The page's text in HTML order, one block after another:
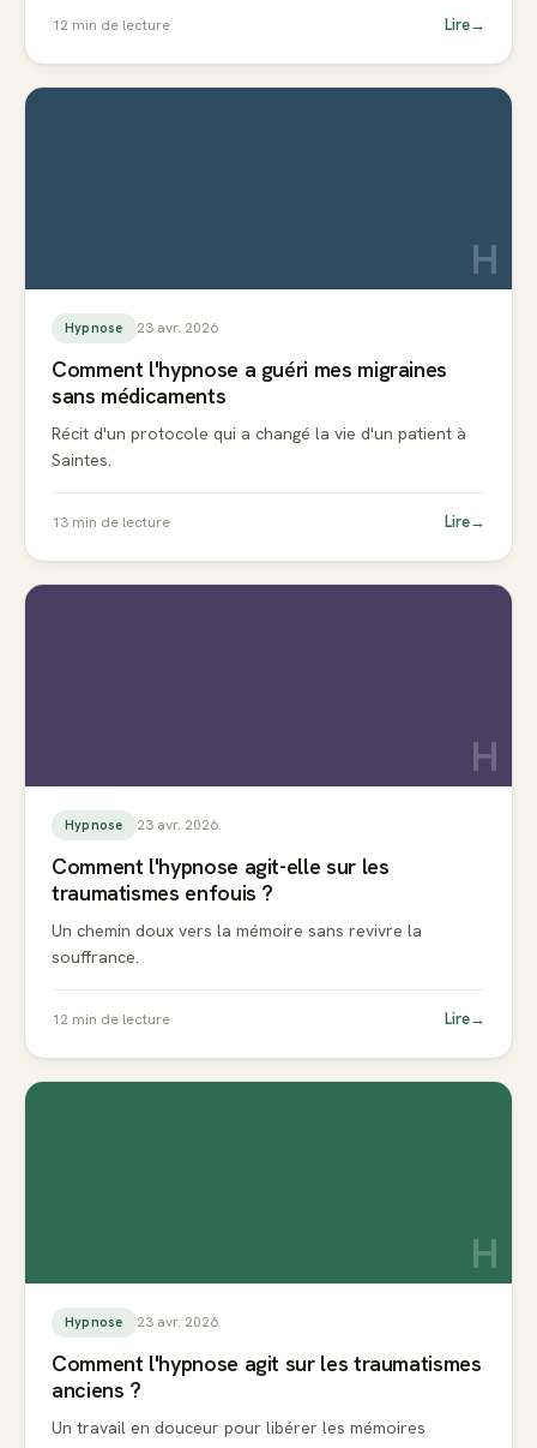
12 min de lecture Lire→
H
Hypnose 23 avr. 2026
Comment l'hypnose a guéri mes migraines
sans médicaments
Récit d'un protocole qui a changé la vie d'un patient à
Saintes.
13 min de lecture Lire→
H
Hypnose 23 avr. 2026
Comment l'hypnose agit-elle sur les
traumatismes enfouis ?
Un chemin doux vers la mémoire sans revivre la
souffrance.
12 min de lecture Lire→
H
Hypnose 23 avr. 2026
Comment l'hypnose agit sur les traumatismes
anciens ?
Un travail en douceur pour libérer les mémoires